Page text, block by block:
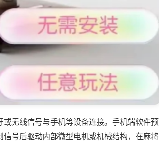
无线信号与手机等设备连接。手机端软件预
号后驱动内部微型电机或机械结构，在麻将